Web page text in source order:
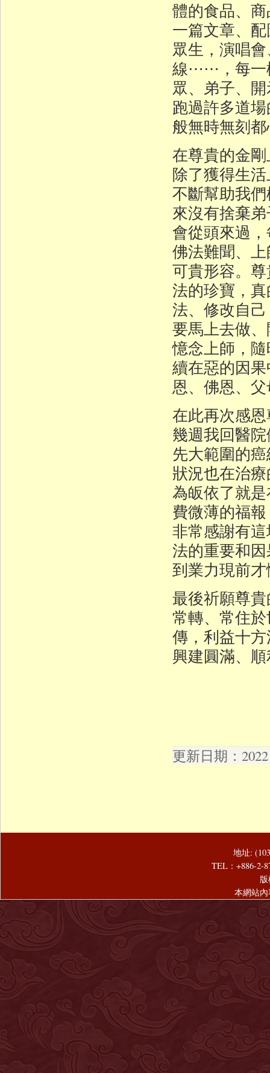
體的食品、
一篇文章、
眾生，演唱
線⋯⋯，每一
眾、弟子、
跑過許多道
般無時無刻
在尊貴的金
除了獲得生
不斷幫助我
來沒有捨棄
會從頭來過
佛法難聞、
可貴形容。
法的珍寶，
法、修改自
要馬上去做
憶念上師，
續在惡的因
恩、佛恩、
在此再次感
幾週我回醫
先大範圍的
狀況也在治
為皈依了就
費微薄的福
非常感謝有
法的重要和
到業力現前
最後祈願尊
常轉、常住
傳，利益十
興建圓滿、
更新日期：
地址:
TEL：+886-2-
本網站